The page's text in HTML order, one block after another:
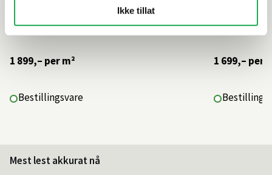
Ikke tillat
1 899,– per m²
Bestillingsvare
1 699,– per
Mest lest akkurat nå